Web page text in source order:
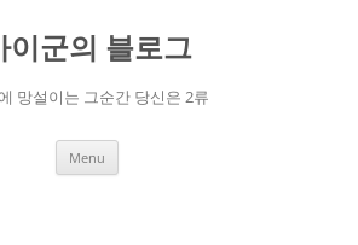
이군의 블로그
망설이는 그순간 당신은 2류
Menu